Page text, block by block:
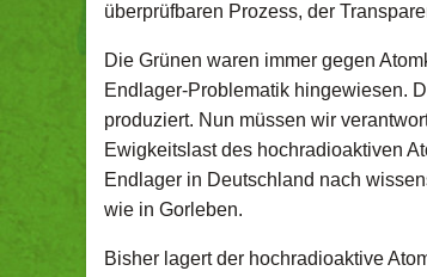
überprüfbaren Prozess, der
Die Grünen waren immer gegen
Endlager-Problematik hingewiesen.
produziert. Nun müssen wir
Ewigkeitslast des hochradioaktiven
Endlager in Deutschland nach
wie in Gorleben.
Bisher lagert der hochradioaktive